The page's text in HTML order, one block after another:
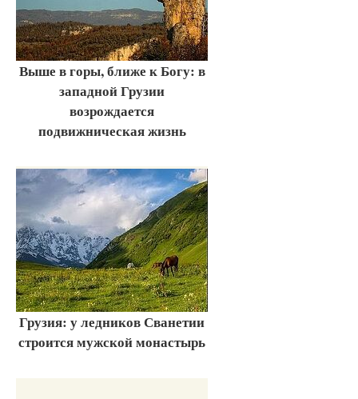
Выше в горы, ближе к Богу: в
западной Грузии
возрождается
подвижническая жизнь
Грузия: у ледников Сванетии
строится мужской монастырь